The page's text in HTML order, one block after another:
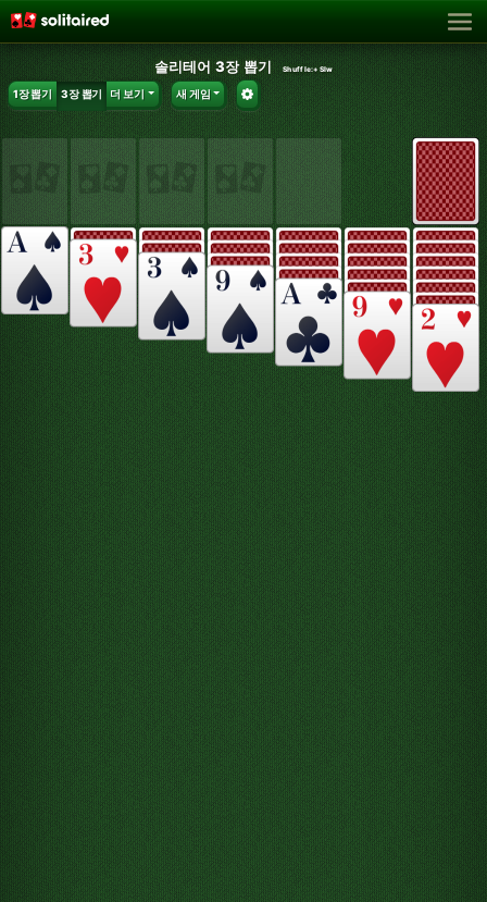
솔리테어 3장 뽑기 Shuffle:+SIw
1장 뽑기 3장 뽑기 더 보기 새 게임